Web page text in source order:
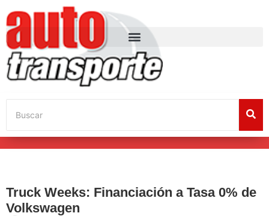
Truck Weeks: Financiación a Tasa 0% de
Volkswagen